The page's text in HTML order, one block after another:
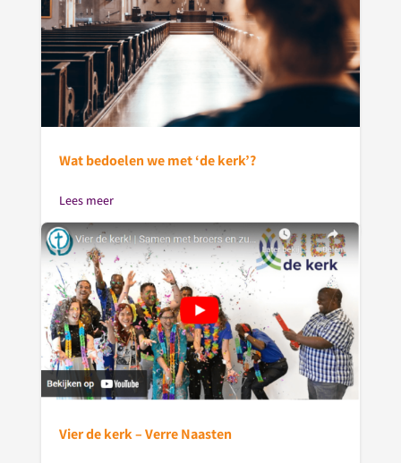
Wat bedoelen we met ‘de kerk’?
Lees meer
Vier de kerk – Verre Naasten